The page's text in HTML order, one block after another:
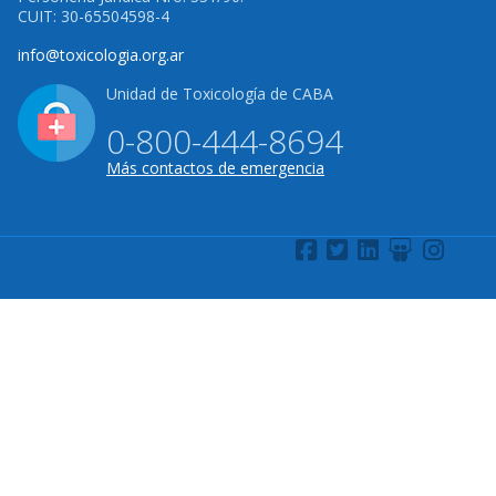
CUIT: 30-65504598-4
info@toxicologia.org.ar
Unidad de Toxicología de CABA
0-800-444-8694
Más contactos de emergencia